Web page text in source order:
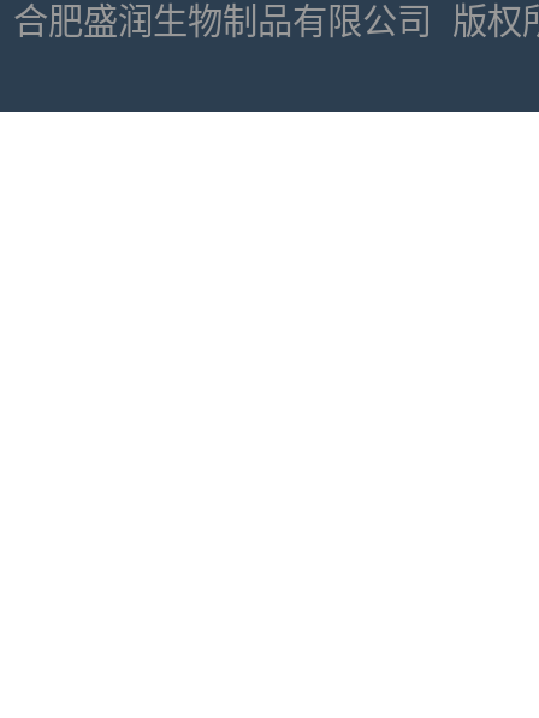
合肥盛润生物制品有限公司 版权